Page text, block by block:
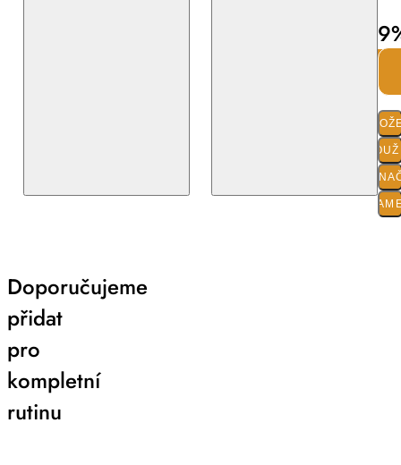
O
Doporučujeme
přidat
pro
kompletní
rutinu